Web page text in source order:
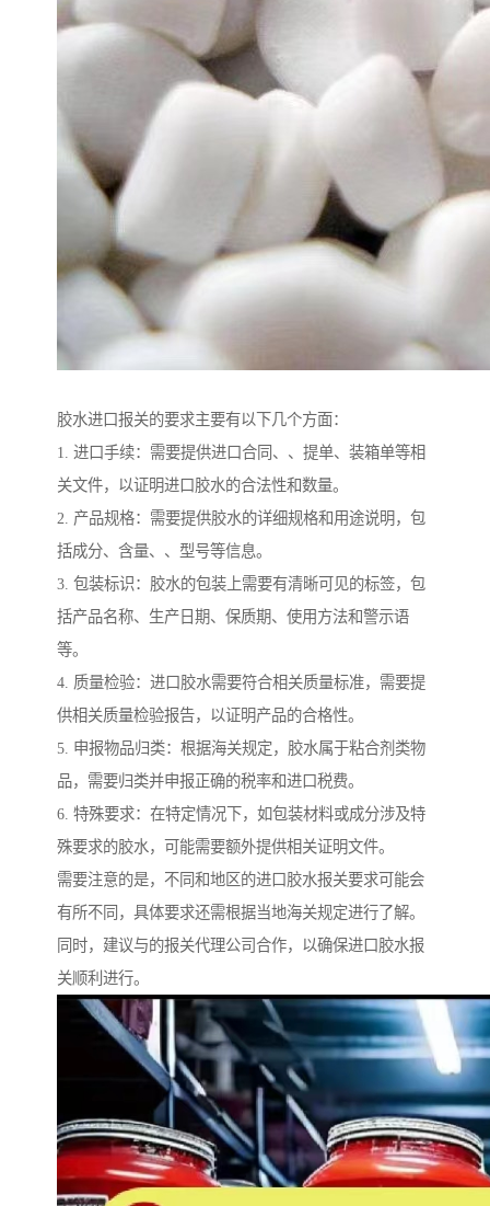
胶水进口报关的要求主要有以下几个方面：
1. 进口手续：需要提供进口合同、、提单、装箱单等相
关文件，以证明进口胶水的合法性和数量。
2. 产品规格：需要提供胶水的详细规格和用途说明，包
括成分、含量、、型号等信息。
3. 包装标识：胶水的包装上需要有清晰可见的标签，包
括产品名称、生产日期、保质期、使用方法和警示语
等。
4. 质量检验：进口胶水需要符合相关质量标准，需要提
供相关质量检验报告，以证明产品的合格性。
5. 申报物品归类：根据海关规定，胶水属于粘合剂类物
品，需要归类并申报正确的税率和进口税费。
6. 特殊要求：在特定情况下，如包装材料或成分涉及特
殊要求的胶水，可能需要额外提供相关证明文件。
需要注意的是，不同和地区的进口胶水报关要求可能会
有所不同，具体要求还需根据当地海关规定进行了解。
同时，建议与的报关代理公司合作，以确保进口胶水报
关顺利进行。